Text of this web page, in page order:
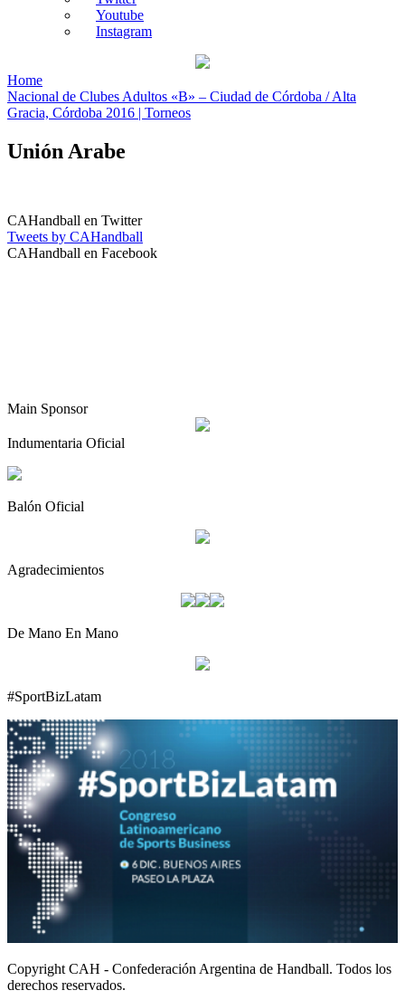
Youtube
Instagram
Home
Nacional de Clubes Adultos «B» – Ciudad de Córdoba / Alta
Gracia, Córdoba 2016 | Torneos
Unión Arabe
CAHandball en Twitter
Tweets by CAHandball
CAHandball en Facebook
Main Sponsor
Indumentaria Oficial
Balón Oficial
Agradecimientos
De Mano En Mano
#SportBizLatam
Copyright CAH - Confederación Argentina de Handball. Todos los
derechos reservados.